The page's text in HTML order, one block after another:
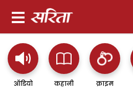
ऑडियो कहानी क्राइम